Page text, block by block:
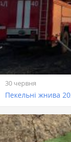
30 червня
Пекельні жнива